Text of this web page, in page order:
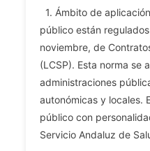
1. Ámbito de
público están
noviembre, de
(LCSP). Esta norma se
administraciones
autonómicas y locales.
público con
Servicio Andaluz de